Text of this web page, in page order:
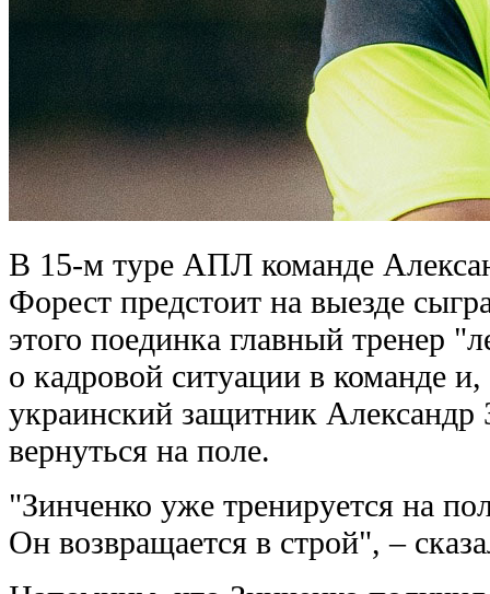
В 15-м туре АПЛ команде
Форест предстоит на выезде
этого поединка главный тренер
о кадровой ситуации в команде
украинский защитник Александр
вернуться на поле.
"Зинченко уже тренируется на
Он возвращается в строй", –